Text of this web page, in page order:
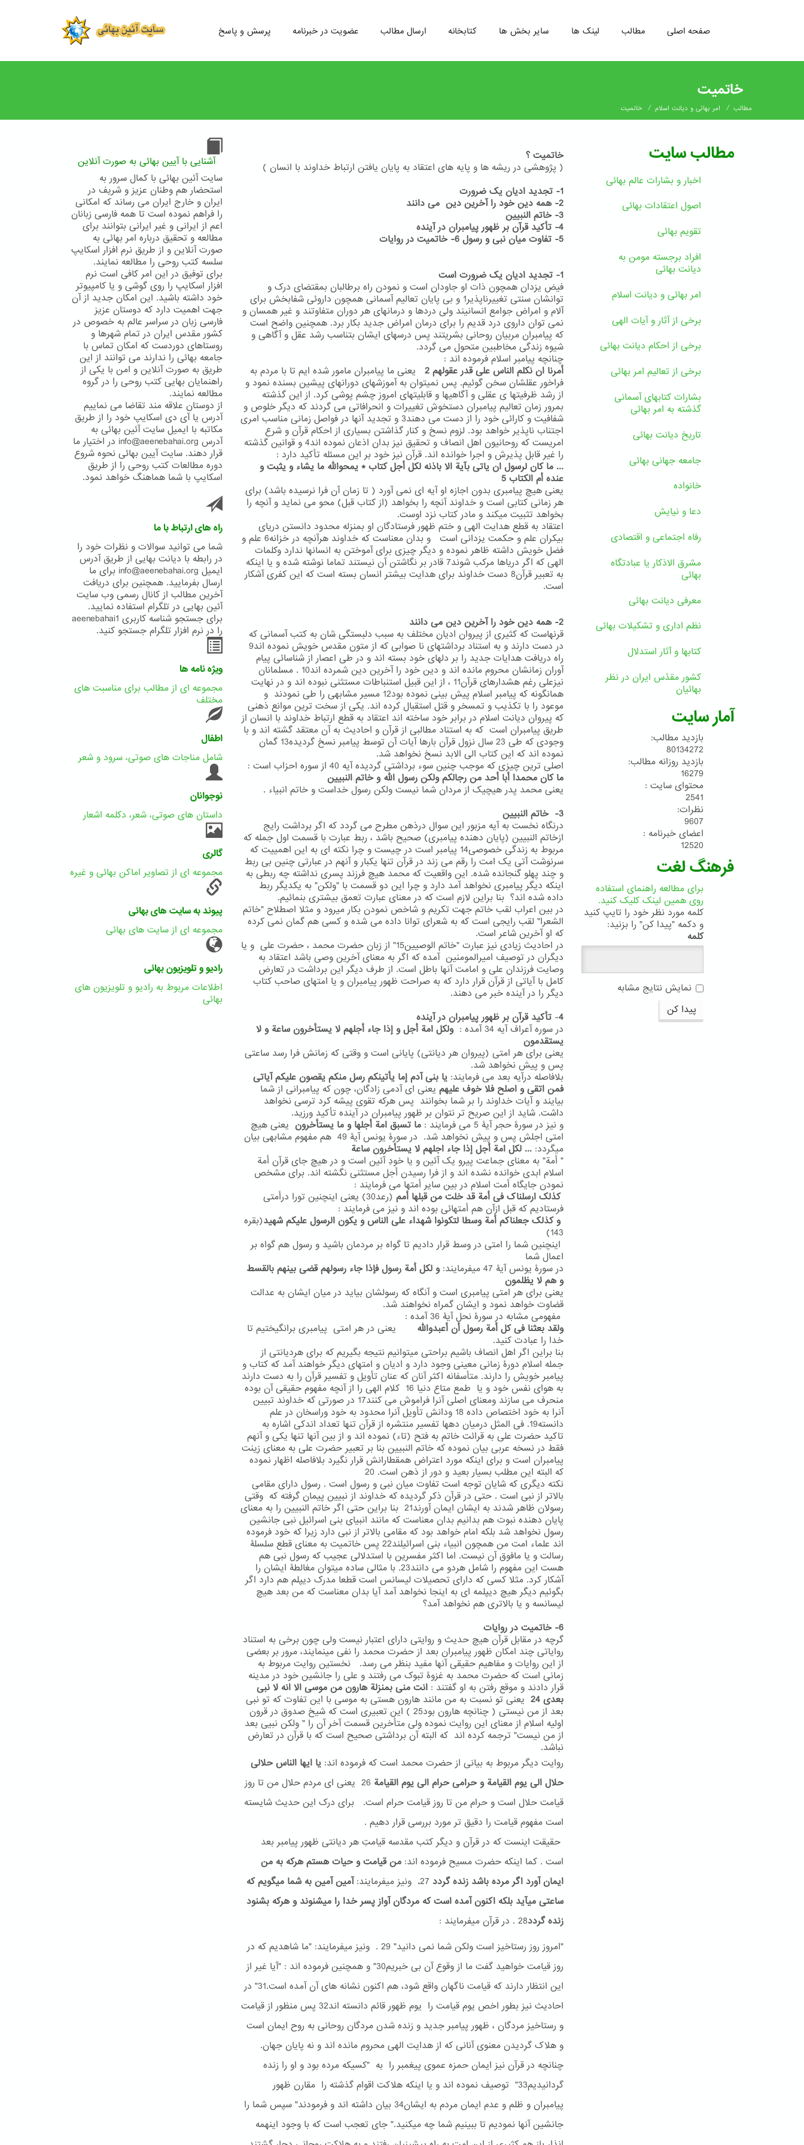
رفتن
پرسش و پاسخ عضویت در خبرنامه ارسال مطالب کتابخانه سایر بخش ها لینک ها مطالب صفحه اصلی
خاتمیت
مطالب / امر بهائی و دیانت اسلام / خاتمیت
خاتمیت ؟
( پژوهشی در ریشه ها و پایه های اعتقاد به پایان یافتن ارتباط خداوند با انسان )
1- تجدید ادیان یک ضرورت
2- همه دین خود را آخرین دین می دانند
3- خاتم النبیین
4- تأکید قرآن بر ظهور پیامبران در آینده
5- تفاوت میان نبی و رسول
6- خاتمیت در روایات
1- تجدید ادیان یک ضرورت است
فیض یزدان همچون ذات او جاودان است و نمودن راه برطالبان بمقتضای درک و
توانشان سنتی تغییرناپذیر1 و بی پایان تعالیم آسمانی همچون داروئی شفابخش برای
آلام و امراض جوامع انسانیند ولی دردها و درمانهای هر دوران متفاوتند و غیر همسان و
نمی توان داروی درد قدیم را برای درمان امراض جدید بکار برد. همچنین واضح است
که پیامبران مربیان روحانی بشریتند پس درسهای ایشان بتناسب رشد عقل و آگاهی و
شیوه زندگی مخاطبین متحول می گردد.
چنانچه پیامبر اسلام فرموده اند :
أمرنا ان نکلم الناس علی قدر عقولهم 2
یعنی ما پیامبران مامور شده ایم تا با مردم به
فراخور عقلشان سخن گوئیم. پس نمیتوان به آموزشهای دورانهای پیشین بسنده نمود و
از رشد ظرفیتها ی عقلی و آگاهیها و قابلیتهای امروز چشم پوشی کرد. از این گذشته
بمرور زمان تعالیم پیامبران دستخوش تغییرات و انحرافاتی می گردند که دیگر خلوص و
شفافیت و کارائی خود را از دست می دهند3 و تجدید آنها در فواصل زمانی مناسب امری
اجتناب ناپذیر خواهد بود. لزوم نسخ و کنار گذاشتن بسیاری از احکام قرآن و شرع
امریست که روحانیون اهل انصاف و تحقیق نیز بدان اذعان نموده اند4 و قوانین گذشته
را غیر قابل پذیرش و اجرا خوانده اند. قرآن نیز خود بر این مسئله تأکید دارد :
... ما کان لرسول ان یاتی بآیة الا باذنه لکل أجل کتاب * یمحوالله ما یشاء و یثبت و
عنده أم الکتاب 5
یعنی هیچ پیامبری بدون اجازه او آیه ای نمی آورد ( تا زمان آن فرا نرسیده باشد) برای
هر زمانی کتابی است و خداوند آنچه را بخواهد (از کتاب قبل) محو می نماید و آنچه را
بخواهد تثبیت میکند و مادر کتاب نزد اوست.
اعتقاد به قطع هدایت الهی و ختم ظهور فرستادگان او بمنزله محدود دانستن دریای
بیکران علم و حکمت یزدانی است و بدان معناست که خداوند هرآنچه در خزانه6 علم و
فضل خویش داشته ظاهر نموده و دیگر چیزی برای آموختن به انسانها ندارد وکلمات
الهی که اگر دریاها مرکب شوند7 قادر بر نگاشتن آن نیستند تماما نوشته شده و یا اینکه
به تعبیر قرآن8 دست خداوند برای هدایت بیشتر انسان بسته است که این کفری آشکار
است.
2- همه دین خود را آخرین دین می دانند
قرنهاست که کثیری از پیروان ادیان مختلف به سبب دلبستگی شان به کتب آسمانی که
در دست دارند و به استناد برداشتهای نا صوابی که از متون مقدس خویش نموده اند9
راه دریافت هدایات جدید را بر دلهای خود بسته اند و در طی اعصار از شناسائی پیام
آوران زمانشان محروم مانده اند و دین خود را آخرین دین شمرده اند10 .
مسلمانان
نیزعلی رغم هشدارهای قرآن11 ، از این قبیل استنباطات مستثنی نبوده اند و در نهایت
همانگونه که پیامبر اسلام پیش بینی نموده بود12 مسیر مشابهی را طی نمودند و
موعود را با تکذیب و تمسخر و قتل استقبال کرده اند. یکی از سخت ترین موانع ذهنی
که پیروان دیانت اسلام در برابر خود ساخته اند اعتقاد به قطع ارتباط خداوند با انسان از
طریق پیامبران است که به استناد مطالبی از قرآن و احادیث به آن معتقد گشته اند و با
وجودی که طی 23 سال نزول قرآن بارها آیات آن توسط پیامبر نسخ گردیده13 گمان
نموده اند که این کتاب الی الابد نسخ نخواهد شد.
اصلی ترین چیزی که موجب چنین سوء برداشتی گردیده آیه 40 از سوره احزاب است :
ما کان محمدا أبا أحد من رجالکم ولکن رسول الله و خاتم النبیین
یعنی محمد پدر هیچیک از مردان شما نیست ولکن رسول خداست و خاتم انبیاء .
3- خاتم النبیین
درنگاه نخست به آیه مزبور این سوال درذهن مطرح می گردد که اگر برداشت رایج
ازخاتم النبیین (پایان دهنده پیامبری) صحیح باشد ، ربط عبارت با قسمت اول جمله که
مربوط به زندگی خصوصی14 پیامبر است در چیست و چرا نکته ای به این اهمییت که
سرنوشت آتی یک امت را رقم می زند در قرآن تنها یکبار و آنهم در عبارتی چنین بی ربط
و چند پهلو گنجانده شده. این واقعیت که محمد هیچ فرزند پسری نداشته چه ربطی به
اینکه دیگر پیامبری نخواهد آمد دارد و چرا این دو قسمت با "ولکن" به یکدیگر ربط
داده شده اند؟ بنا براین لازم است که در معنای عبارت تعمق بیشتری بنمائیم.
در بین اعراب لقب خاتم جهت تکریم و شاخص نمودن بکار میرود و مثلا اصطلاح "خاتم
الشعرا" لقب رایجی است که به شعرای توانا داده می شده و کسی هم گمان نمی کرده
که او آخرین شاعر است.
در احادیث زیادی نیز عبارت "خاتم الوصیین15" از زبان حضرت محمد ، حضرت علی و یا
دیگران در توصیف امیرالمومنین آمده که اگر به معنای آخرین وصی باشد اعتقاد به
وصایت فرزندان علی و امامت آنها باطل است. از طرف دیگر این برداشت در تعارض
کامل با آیاتی از قرآن قرار دارد که به صراحت ظهور پیامبران و یا امتهای صاحب کتاب
دیگر را در آینده خبر می دهند.
4
- تأکید قرآن بر ظهور پیامبران در آینده
در سوره آعراف آیه 34 آمده :
ولکل امة أجل و إذا جاء أجلهم لا یستأخرون ساعة و لا
یستقدمون
یعنی برای هر امتی (پیروان هر دیانتی) پایانی است و وقتی که زمانش فرا رسد ساعتی
پس و پیش نخواهد شد.
بلافاصله درآیه بعد می فرمایند: یا بنی آدم إما یأتینکم رسل منکم یقصون علیکم آیاتی
فمن اتقی و اصلح فلا خوف علیهم یعنی ای آدمی زادگان، چون که پیامبرانی از شما
بیایند و آیات خداوند را بر شما بخوانند پس هرکه تقوی پیشه کرد ترسی نخواهد
داشت. شاید از این صریح تر نتوان بر ظهور پیامبران در آینده تأکید ورزید.
و نیز در سورۀ حجر آیۀ 5 می فرمایند :
ما تسبق امة أجلها و ما یستأخرون یعنی هیچ
امتی اجلش پس و پیش نخواهد شد. در سورۀ یونس آیۀ 49 هم مفهوم مشابهی بیان
میگردد: ... لکل امة أجل إذا جاء اجلهم لا یستأخرون ساعة
" أمة" به معنای جماعت پیرو یک آئین و یا خودِ آئین است و در هیچ جای قرآن أمة
اسلام ابدی خوانده نشده اند و از فرا رسیدن أجل مستثنی نگشته اند. برای مشخص
نمودن جایگاه أمت اسلام در بین سایر أمتها می فرمایند :
کذلک ارسلناک فی أمة قد خلت من قبلها أمم
(رعد30) یعنی اینچنین تورا درأمتی
فرستادیم که قبل ازآن هم أمتهائی بوده اند و نیز می فرمایند :
و کذلک جعلناکم أمة وسطا لتکونوا شهداء علی الناس و یکون الرسول علیکم شهید(بقره
143)
اینچنین شما را امتی در وسط قرار دادیم تا گواه بر مردمان باشید و رسول هم گواه بر
اعمال شما
در سورۀ یونس آیۀ 47 میفرمایند:
و لکل أمة رسول فإذا جاء رسولهم قضی بینهم بالقسط
و هم لا یظلمون
یعنی برای هر امتی پیامبری است و آنگاه که رسولشان بیاید در میان ایشان به عدالت
قضاوت خواهد نمود و ایشان گمراه نخواهند شد.
مفهومی مشابه در سورۀ نحل آیۀ 36 آمده :
ولقد بعثنا فی کل أمة رسول أن أعبدوالله یعنی در هر امتی پیامبری برانگیختیم تا
خدا را عبادت کنید.
بنا براین اگر اهل انصاف باشیم براحتی میتوانیم نتیجه بگیریم که برای هردیانتی از
جمله اسلام دورۀ زمانی معینی وجود دارد و ادیان و امتهای دیگر خواهند آمد که کتاب و
پیامبر خویش را دارند. متأسفانه اکثر آنان که عنان تأویل و تفسیر قرآن را به دست دارند
به هوای نفس خود و یا طمع متاع دنیا 16 کلام الهی را از آنچه مفهوم حقیقی آن بوده
منحرف می سازند ومعنای اصلی آنرا فراموش می کنند17 در صورتی که خداوند تبیین
آنرا به خود اختصاص داده 18 ودانش تأویل آنرا محدود به خود وراسخان در علم
دانسته19. فی المثل درمیان دهها تفسیر منتشره از قرآن تنها تعداد اندکی اشاره به
تاکید حضرت علی به قرائت خاتم به فتح (تاء) نموده اند و از بین آنها تنها یکی و آنهم
فقط در نسخه عربی بیان نموده که خاتم النبیین بنا بر تعبیر حضرت علی به معنای زینت
پیامبران است و برای اینکه مورد اعتراض همقطارانش قرار نگیرد بلافاصله اظهار نموده
که البته این مطلب بسیار بعید و دور از ذهن است. 20
نکته دیگری که شایان توجه است تفاوت میان نبی و رسول است . رسول دارای مقامی
بالاتر از نبی است . حتی در قرآن ذکر گردیده که خداوند از نبیین پیمان گرفته که وقتی
رسولان ظاهر شدند به ایشان ایمان آورند21 بنا براین حتی اگر خاتم النبیین را به معنای
پایان دهنده نبوت هم بدانیم بدان معناست که مانند انبیای بنی اسرائیل نبی جانشین
رسول نخواهد شد بلکه امام خواهد بود که مقامی بالاتر از نبی دارد زیرا که خود فرموده
اند علماء امت من همچون انبیاء بنی اسرائیلند22 پس خاتمیت به معنای قطع سلسلۀ
رسالت و یا مافوق آن نیست. اما اکثر مفسرین با استدلالی عجیب که رسول نبی هم
هست این مفهوم را شامل هردو می دانند23. با مثالی ساده میتوان مغالطۀ ایشان را
آشکار کرد. مثلا کسی که دارای تحصیلات لیسانس است قطعا مدرک دیپلم هم دارد اگر
بگوئیم دیگر هیچ دیپلمه ای به اینجا نخواهد آمد آیا بدان معناست که من بعد هیچ
لیسانسه و یا بالاتری هم نخواهد آمد؟
6- خاتمیت در روایات
گرچه در مقابل قرآن هیچ حدیث و روایتی دارای اعتبار نیست ولی چون برخی به استناد
روایاتی چند امکان ظهور پیامبران بعد از حضرت محمد را نفی مینمایند، مرور بر بعضی
از این روایات و مفاهیم حقیقی آنها مفید بنظر می رسد. نخستین روایت مربوط به
زمانی است که حضرت محمد به غزوۀ تبوک می رفتند و علی را جانشین خود در مدینه
قرار دادند و موقع رفتن به او گفتند : انت منی بمنزلة هارون من موسی الا انه لا نبی
بعدی 24
یعنی تو نسبت به من مانند هارون هستی به موسی با این تفاوت که تو نبی
بعد از من نیستی ( چنانچه هارون بود25 ) این تعبیری است که شیخ صدوق در قرون
اولیه اسلام از معنای این روایت نموده ولی متأخرین قسمت آخر آن را " ولکن نبیی بعد
از من نیست" ترجمه کرده اند که البته آن برداشتی صحیح است که با قرآن در تعارض
نباشد.
روایت دیگر مربوط به بیانی از حضرت محمد است که فرموده اند: یا ایها الناس حلالی
حلال الی یوم القیامة و حرامی حرام الی یوم القیامة 26 یعنی ای مردم حلال من تا روز
قیامت حلال است و حرام من تا روز قیامت حرام است. برای درک این حدیث شایسته
است مفهوم قیامت را دقیق تر مورد بررسی قرار دهیم .
حقیقت اینست که در قرآن و دیگر کتب مقدسه قیامتِ هر دیانتی ظهور پیامبر بعد
است . کما اینکه حضرت مسیح فرموده اند: من قیامت و حیات هستم هرکه به من
ایمان آورد اگر مرده باشد زنده گردد 27
. ونیز میفرمایند:آمین آمین به شما میگویم که
ساعتی میآید بلکه اکنون آمده است که مردگان آواز پسر خدا را میشنوند و هرکه بشنود
زنده گردد28 . در قرآن میفرمایند :
"امروز روز رستاخیز است ولکن شما نمی دانید" 29 . ونیز میفرمایند: "ما شاهدیم که در
روز قیامت خواهید گفت ما از وقوع آن بی خبریم30" و همچنین فرموده اند : "آیا غیر از
این انتظار دارند که قیامت ناگهان واقع شود، هم اکنون نشانه های آن آمده است.31" در
احادیث نیز بطور اخص یوم قیامت را یوم ظهور قائم دانسته اند32 پس منظور از قیامت
و رستاخیز مردگان ، ظهور پیامبر جدید و زنده شدن مردگان روحانی به روح ایمان است
و هلاک گردیدن معنوی آنانی که از هدایت الهی محروم مانده اند و نه پایان جهان.
چنانچه در قرآن نیز ایمان حمزه عموی پیغمبر را به "کسیکه مرده بود و او را زنده
گردانیدیم33" توصیف نموده اند و یا اینکه هلاکت اقوام گذشته را مقارن ظهور
پیامبران و ظلم و عدم ایمان مردم به ایشان34 بیان داشته اند و فرمودند" سپس شما را
جانشین آنها نمودیم تا ببینیم شما چه میکنید." جای تعجب است که با وجود اینهمه
آشنایی با آیین بهائی به صورت آنلاین
سایت آئین بهائی با کمال سرور به
استحضار هم وطنان عزیز و شریف در
ایران و خارج ایران می رساند که امکانی
را فراهم نموده است تا همه فارسی زبانان
اعم از ایرانی و غیر ایرانی بتوانند برای
مطالعه و تحقیق درباره امر بهائی به
صورت آنلاین و از طریق نرم افزار اسکایپ
سلسه کتب روحی را مطالعه نمایند.
برای توفیق در این امر کافی است نرم
افزار اسکایپ را روی گوشی و یا کامپیوتر
خود داشته باشید. این امکان جدید از آن
جهت اهمیت دارد که دوستان عزیز
فارسی زبان در سراسر عالم به خصوص در
کشور مقدس ایران در تمام شهرها و
روستاهای دوردست که امکان تماس با
جامعه بهائی را ندارند می توانند از این
طریق به صورت آنلاین و امن با یکی از
راهنمایان بهایی کتب روحی را در گروه
مطالعه نمایند.
از دوستان علاقه مند تقاضا می نماییم
آدرس یا آی دی اسکایپ خود را از طریق
مکاتبه با ایمیل سایت آئین بهائی به
آدرس info@aeenebahai.org در اختیار ما
قرار دهند. سایت آیین بهائی نحوه شروع
دوره مطالعات کتب روحی را از طریق
اسکایپ با شما هماهنگ خواهد نمود.
راه های ارتباط با ما
شما می توانید سوالات و نظرات خود را
در رابطه با دیانت بهایی از طریق آدرس
ایمیل info@aeenebahai.org برای ما
ارسال بفرمایید. همچنین برای دریافت
آخرین مطالب از کانال رسمی وب سایت
آئین بهایی در تلگرام استفاده نمایید.
برای جستجو شناسه کاربری aeenebahai1
را در نرم افزار تلگرام جستجو کنید.
ویژه نامه ها
مجموعه ای از مطالب برای مناسبت های
مختلف
اطفال
شامل مناجات های صوتی، سرود و شعر
نوجوانان
داستان های صوتی، شعر، دکلمه اشعار
گالری
مجموعه ای از تصاویر اماکن بهائی و غیره
پیوند به سایت های بهائی
مجموعه ای از سایت های بهائی
رادیو و تلویزیون بهائی
اطلاعات مربوط به رادیو و تلویزیون های
بهائی
مطالب سایت
اخبار و بشارات عالم بهائى
اصول اعتقادات بهائی
تقویم بهائی
افراد برجسته مومن به
دیانت بهائی
امر بهائی و دیانت اسلام
برخی از آثار و آیات الهی
برخی از احکام دیانت بهائی
برخی از تعالیم امر بهائی
بشارات کتابهای آسمانی
گذشته به امر بهائی
تاریخ دیانت بهائی
جامعه جهانی بهائی
خانواده
دعا و نیایش
رفاه اجتماعی و اقتصادی
مشرق الاذکار یا عبادتگاه
بهائی
معرفی دیانت بهائی
نظم اداری و تشکیلات بهائی
کتابها و آثار استدلال
کشور مقدّس ایران در نظر
بهائیان
آمار سایت
بازدید مطالب:
80134272
بازدید روزانه مطالب:
16279
محتوای سایت :
2541
نظرات:
9607
اعضای خبرنامه :
12520
فرهنگ لغت
برای مطالعه راهنمای استفاده
روی همین لینک کلیک کنید.
کلمه مورد نظر خود را تایپ کنید
و دکمه "پیدا کن" را بزنید:
کلمه
نمایش نتایج مشابه
پیدا کن